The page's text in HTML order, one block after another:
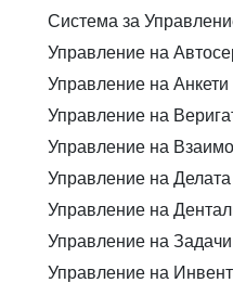
Система за
Управление на
Управление на Анкети
Управление на
Управление на
Управление на Делата
Управление на
Управление на Задачи
Управление на